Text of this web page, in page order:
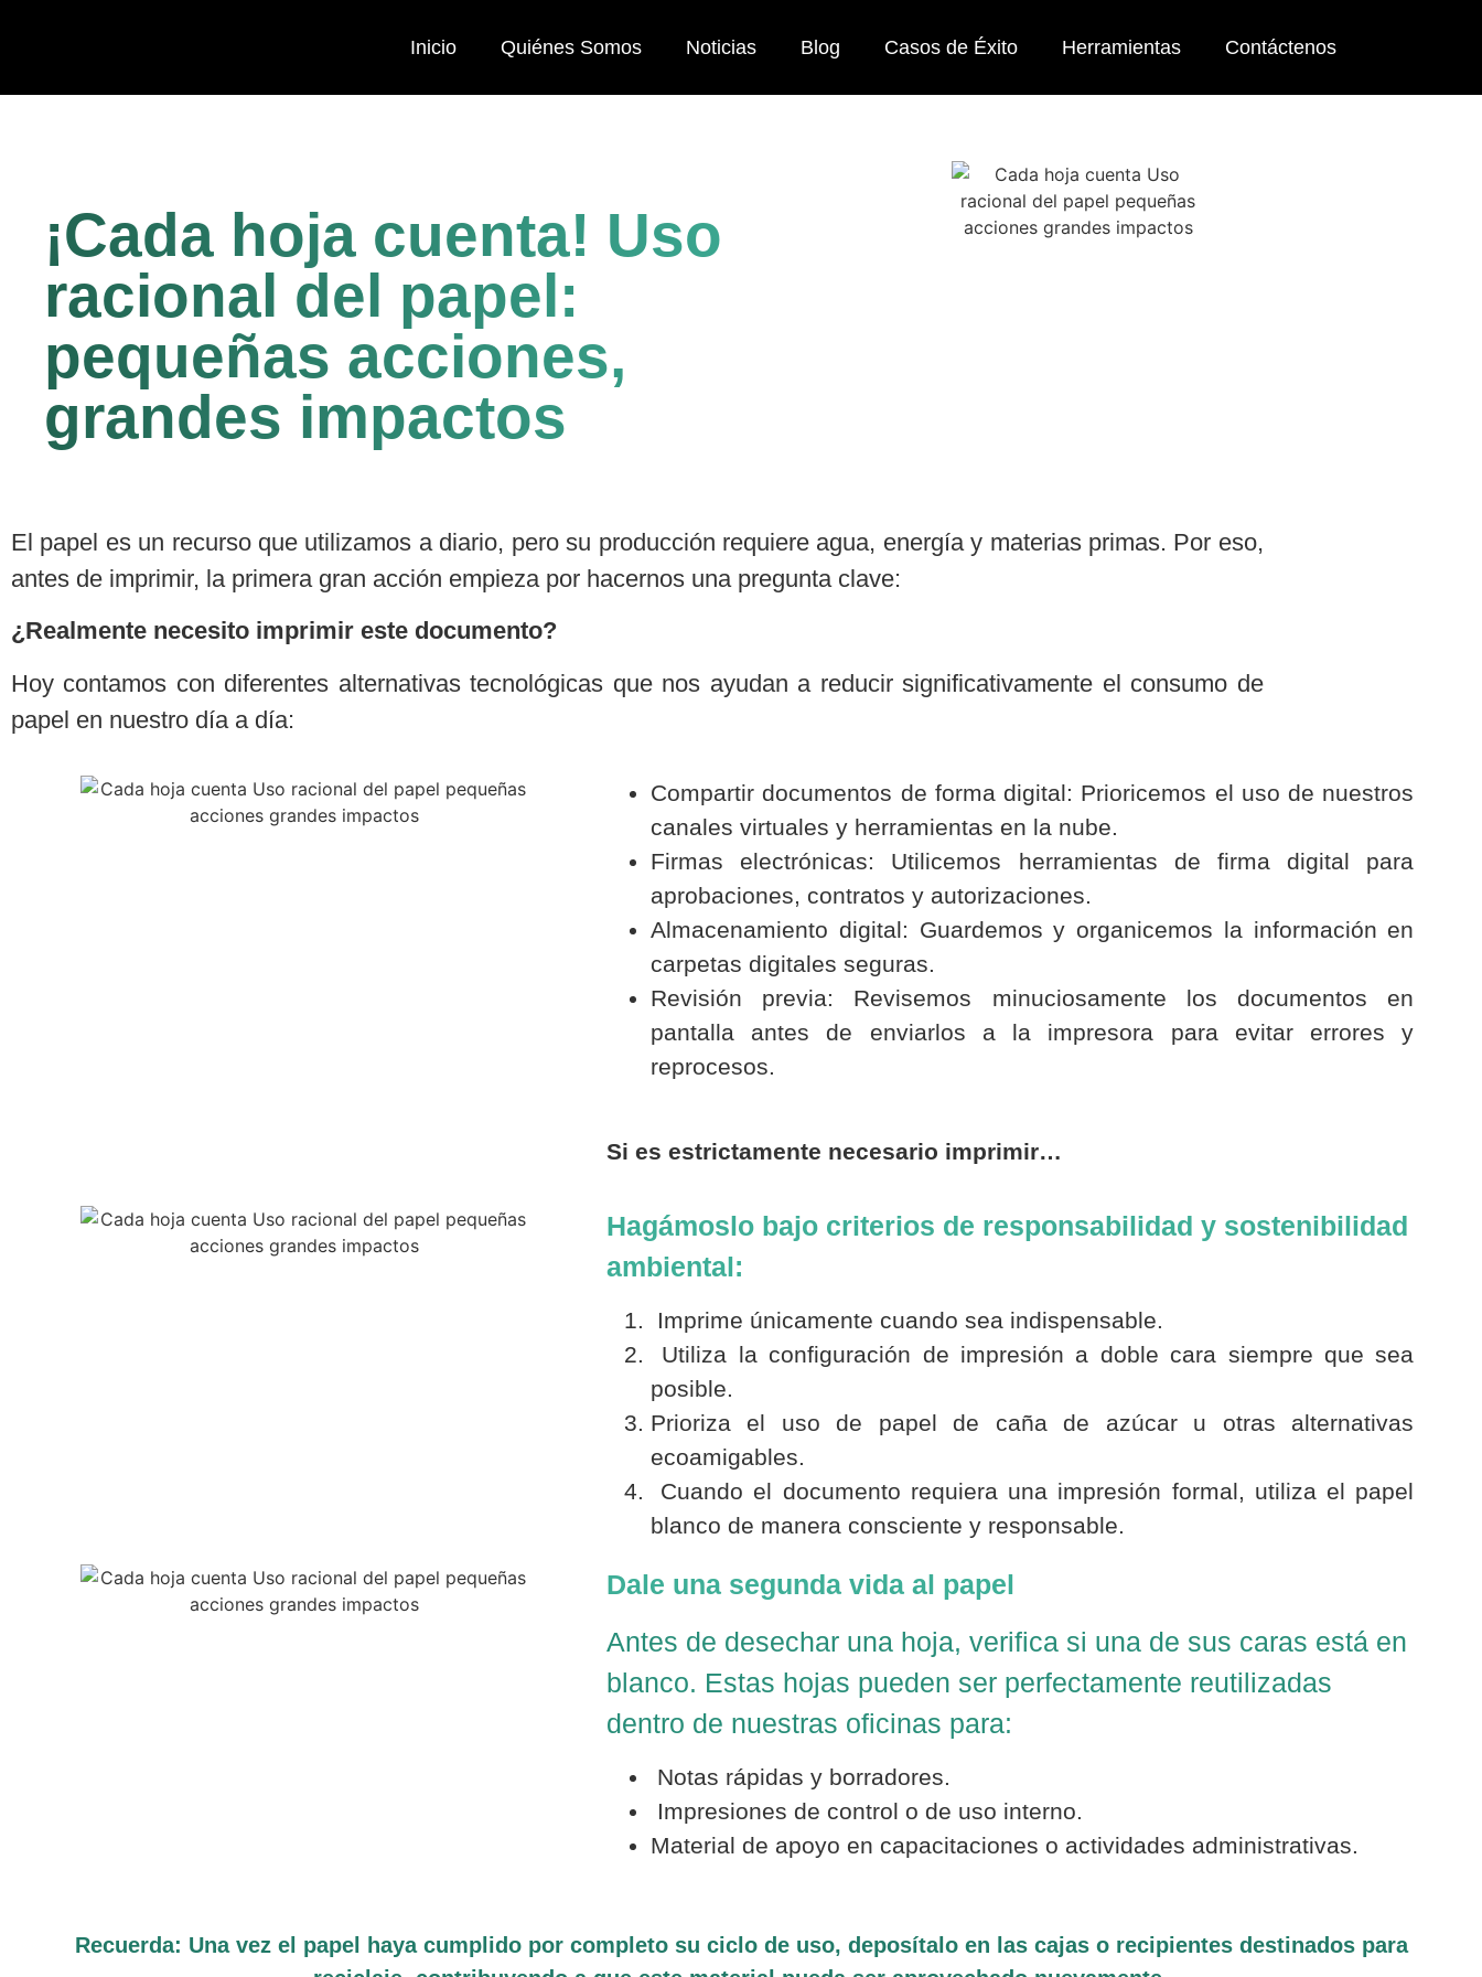
Inicio Quiénes Somos Noticias Blog Casos de Éxito Herramientas Contáctenos
¡Cada hoja cuenta! Uso
racional del papel:
pequeñas acciones,
grandes impactos
El papel es un recurso que utilizamos a diario, pero su producción requiere agua, energía y materias primas. Por eso,
antes de imprimir, la primera gran acción empieza por hacernos una pregunta clave:
¿Realmente necesito imprimir este documento?
Hoy contamos con diferentes alternativas tecnológicas que nos ayudan a reducir significativamente el consumo de
papel en nuestro día a día:
Compartir documentos de forma digital: Prioricemos el uso de nuestros
canales virtuales y herramientas en la nube.
Firmas electrónicas: Utilicemos herramientas de firma digital para
aprobaciones, contratos y autorizaciones.
Almacenamiento digital: Guardemos y organicemos la información en
carpetas digitales seguras.
Revisión previa: Revisemos minuciosamente los documentos en
pantalla antes de enviarlos a la impresora para evitar errores y
reprocesos.
Si es estrictamente necesario imprimir…
Hagámoslo bajo criterios de responsabilidad y sostenibilidad
ambiental:
Imprime únicamente cuando sea indispensable.
Utiliza la configuración de impresión a doble cara siempre que sea
posible.
Prioriza el uso de papel de caña de azúcar u otras alternativas
ecoamigables.
Cuando el documento requiera una impresión formal, utiliza el papel
blanco de manera consciente y responsable.
Dale una segunda vida al papel
Antes de desechar una hoja, verifica si una de sus caras está en
blanco. Estas hojas pueden ser perfectamente reutilizadas
dentro de nuestras oficinas para:
Notas rápidas y borradores.
Impresiones de control o de uso interno.
Material de apoyo en capacitaciones o actividades administrativas.
Recuerda: Una vez el papel haya cumplido por completo su ciclo de uso, deposítalo en las cajas o recipientes destinados para